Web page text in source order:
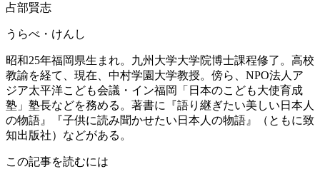
占部賢志
うらべ・けんし
昭和25年福岡県生まれ。九州大学大学院博士課程修了。高校
教諭を経て、現在、中村学園大学教授。傍ら、NPO法人ア
ジア太平洋こども会議・イン福岡「日本のこども大使育成
塾」塾長などを務める。著書に『語り継ぎたい美しい日本人
の物語』『子供に読み聞かせたい日本人の物語』（ともに致
知出版社）などがある。
この記事を読むには